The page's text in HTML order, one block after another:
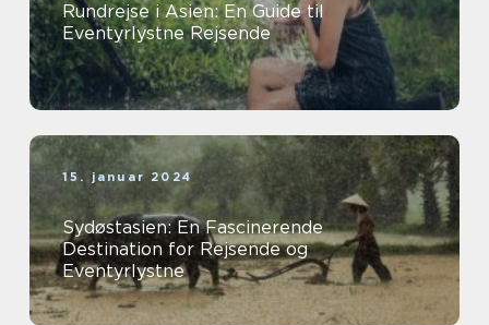
Rundrejse i Asien: En Guide til
Eventyrlystne Rejsende
15. januar 2024
Sydøstasien: En Fascinerende
Destination for Rejsende og
Eventyrlystne